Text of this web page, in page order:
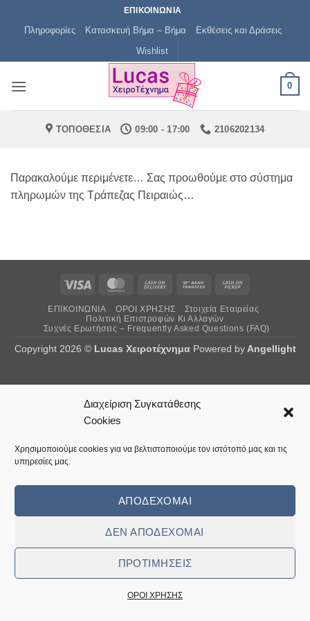
Διαχείριση Συγκατάθεσης
Cookies
Χρησιμοποιούμε cookies για να βελτιστοποιούμε τον ιστότοπό μας και τις
υπηρεσίες μας.
ΑΠΟΔΈΧΟΜΑΙ
ΔΕΝ ΑΠΟΔΈΧΟΜΑΙ
ΠΡΟΤΙΜΉΣΕΙΣ
ΟΡΟΙ ΧΡΗΣΗΣ
ΕΠΙΚΟΙΝΩΝΙΑ
Πληροφορίες Κατασκευή Βήμα – Βήμα
Εκθέσεις και Δράσεις
Wishlist
0
ΤΟΠΟΘΕΣΙΑ 09:00 - 17:00 2106202134
Παρακαλούμε περιμένετε… Σας προωθούμε στο σύστημα
πληρωμών της Τράπεζας Πειραιώς…
Visa MasterCardCash
Delivery
Bank
Pickup
ΕΠΙΚΟΙΝΩΝΙΑ ΟΡΟΙ ΧΡΗΣΗΣ
Στοιχεία Εταιρείας
Πολιτική Επιστροφών Κι Αλλαγών
Συχνές Ερωτήσεις – Frequently Asked Questions (FAQ)
Copyright 2026 © Lucas ΧειροτέχνημαPowered byAngellight